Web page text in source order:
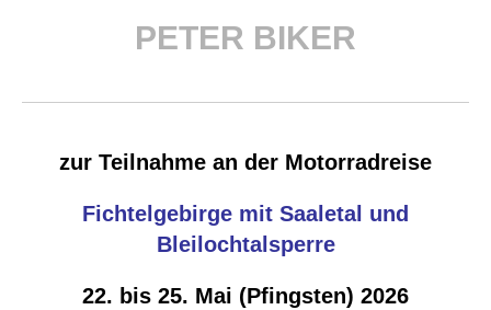
PETER BIKER
zur Teilnahme an der Motorradreise
Fichtelgebirge mit Saaletal und
Bleilochtalsperre
22. bis 25. Mai (Pfingsten) 2026